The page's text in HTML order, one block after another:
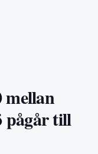
mellan
pågår till